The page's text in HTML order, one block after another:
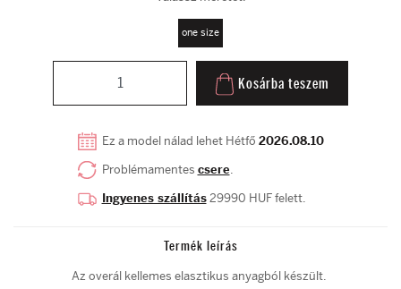
one size
Kosárba teszem
Ez a model nálad lehet Hétfő 2026.08.10
Problémamentes csere.
Ingyenes szállítás29990 HUF felett.
Termék leírás
Az overál kellemes elasztikus anyagból készült.